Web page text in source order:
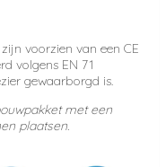
voorzien van een CE
volgens EN 71
gewaarborgd is.
met een
plaatsen.